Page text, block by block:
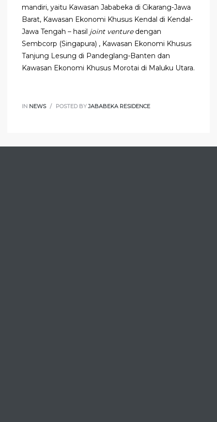
mandiri, yaitu Kawasan Jababeka di Cikarang-Jawa
Barat, Kawasan Ekonomi Khusus Kendal di Kendal-
Jawa Tengah – hasil joint venture dengan
Sembcorp (Singapura) , Kawasan Ekonomi Khusus
Tanjung Lesung di Pandeglang-Banten dan
Kawasan Ekonomi Khusus Morotai di Maluku Utara.
IN NEWS POSTED BYJABABEKA RESIDENCE